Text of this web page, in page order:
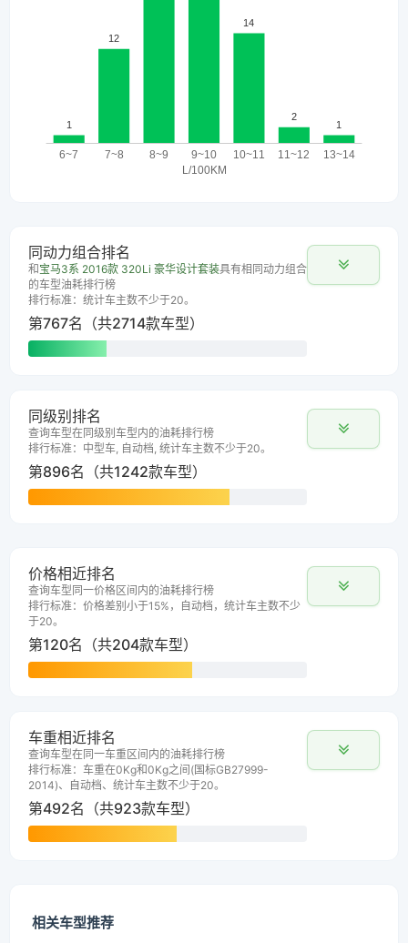
同动力组合排名
和 宝马3系 2016款 320Li 豪华设计套装具有相同动力组合
的车型油耗排行榜
排行标准：统计车主数不少于20。
第767名（共2714款车型）
同级别排名
查询车型在同级别车型内的油耗排行榜
排行标准：中型车, 自动档, 统计车主数不少于20。
第896名（共1242款车型）
价格相近排名
查询车型同一价格区间内的油耗排行榜
排行标准：价格差别小于15%，自动档，统计车主数不少
于20。
第120名（共204款车型）
车重相近排名
查询车型在同一车重区间内的油耗排行榜
排行标准：车重在0Kg和0Kg之间(国标GB27999-
2014)、自动档、统计车主数不少于20。
第492名（共923款车型）
相关车型推荐